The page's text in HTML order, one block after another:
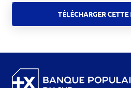
TÉLÉCHARGER